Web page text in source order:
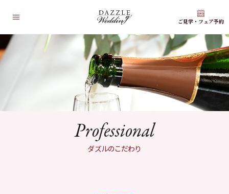
Concept
ダズルウェディングとは？
ご見学 ・ フェア予約
Professional
ダズルのこだわり